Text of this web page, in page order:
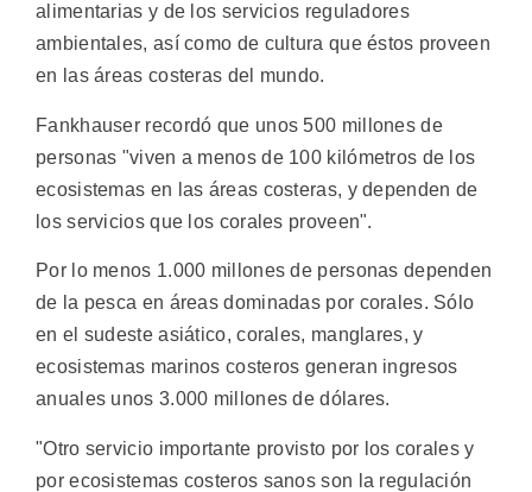
alimentarias y de los servicios reguladores
ambientales, así como de cultura que éstos proveen
en las áreas costeras del mundo.
Fankhauser recordó que unos 500 millones de
personas "viven a menos de 100 kilómetros de los
ecosistemas en las áreas costeras, y dependen de
los servicios que los corales proveen".
Por lo menos 1.000 millones de personas dependen
de la pesca en áreas dominadas por corales. Sólo
en el sudeste asiático, corales, manglares, y
ecosistemas marinos costeros generan ingresos
anuales unos 3.000 millones de dólares.
"Otro servicio importante provisto por los corales y
por ecosistemas costeros sanos son la regulación